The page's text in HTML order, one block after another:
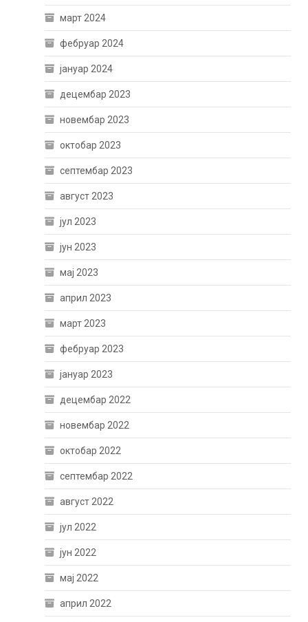
март 2024
фебруар 2024
јануар 2024
децембар 2023
новембар 2023
октобар 2023
септембар 2023
август 2023
јул 2023
јун 2023
мај 2023
април 2023
март 2023
фебруар 2023
јануар 2023
децембар 2022
новембар 2022
октобар 2022
септембар 2022
август 2022
јул 2022
јун 2022
мај 2022
април 2022